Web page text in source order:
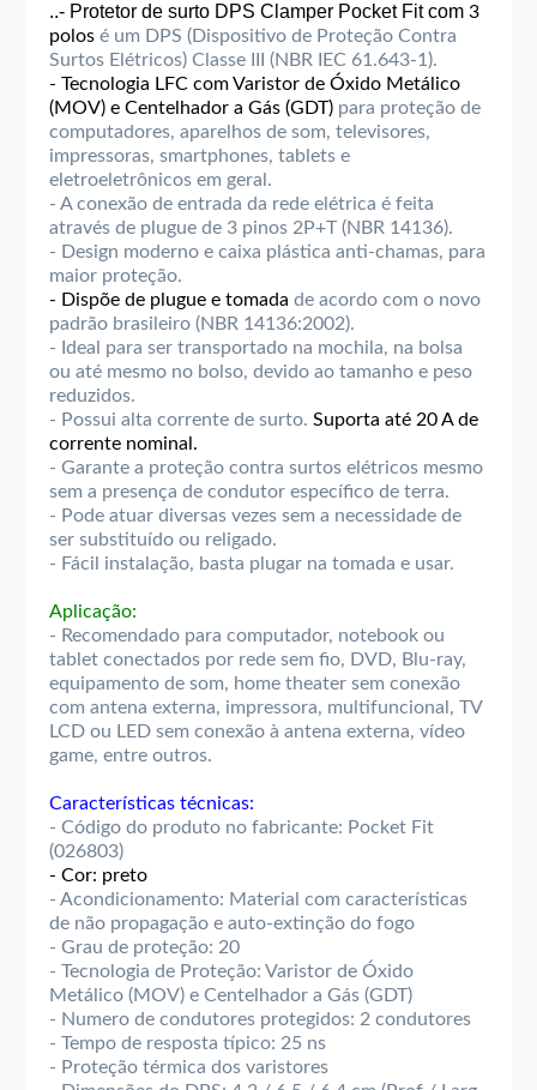
..- Protetor de surto DPS Clamper Pocket Fit com 3
polos é um DPS (Dispositivo de Proteção Contra
Surtos Elétricos) Classe III (NBR IEC 61.643-1).
- Tecnologia LFC com Varistor de Óxido Metálico
(MOV) e Centelhador a Gás (GDT) para proteção de
computadores, aparelhos de som, televisores,
impressoras, smartphones, tablets e
eletroeletrônicos em geral.
- A conexão de entrada da rede elétrica é feita
através de plugue de 3 pinos 2P+T (NBR 14136).
- Design moderno e caixa plástica anti-chamas, para
maior proteção.
- Dispõe de plugue e tomada de acordo com o novo
padrão brasileiro (NBR 14136:2002).
- Ideal para ser transportado na mochila, na bolsa
ou até mesmo no bolso, devido ao tamanho e peso
reduzidos.
- Possui alta corrente de surto. Suporta até 20 A de
corrente nominal.
- Garante a proteção contra surtos elétricos mesmo
sem a presença de condutor específico de terra.
- Pode atuar diversas vezes sem a necessidade de
ser substituído ou religado.
- Fácil instalação, basta plugar na tomada e usar.
Aplicação:
- Recomendado para computador, notebook ou
tablet conectados por rede sem fio, DVD, Blu-ray,
equipamento de som, home theater sem conexão
com antena externa, impressora, multifuncional, TV
LCD ou LED sem conexão à antena externa, vídeo
game, entre outros.
Características técnicas:
- Código do produto no fabricante: Pocket Fit
(026803)
- Cor: preto
- Acondicionamento: Material com características
de não propagação e auto-extinção do fogo
- Grau de proteção: 20
- Tecnologia de Proteção: Varistor de Óxido
Metálico (MOV) e Centelhador a Gás (GDT)
- Numero de condutores protegidos: 2 condutores
- Tempo de resposta típico: 25 ns
- Proteção térmica dos varistores